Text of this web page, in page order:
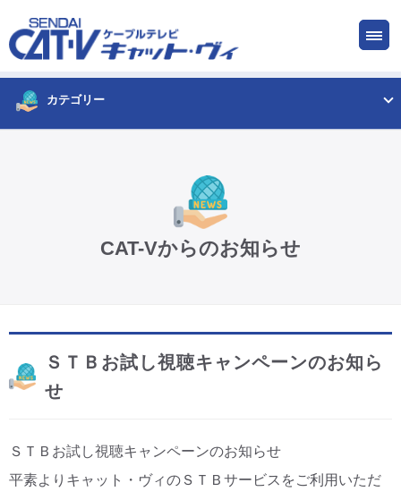
カテゴリー
CAT-Vからのお知らせ
ＳＴＢお試し視聴キャンペーンのお知ら
せ
ＳＴＢお試し視聴キャンペーンのお知らせ
平素よりキャット・ヴィのＳＴＢサービスをご利用いただ
お申し込み
ご検討中の方
サービス
CM・広告掲載